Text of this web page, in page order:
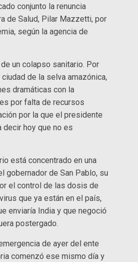
conjunto la renuncia
de Salud, Pilar Mazzetti, por
según la agencia de
un colapso sanitario. Por
de la selva amazónica,
dramáticas con la
por falta de recursos
por la que el presidente
decir hoy que no es
está concentrado en una
gobernador de San Pablo, su
el control de las dosis de
que ya están en el país,
enviaría India y que negoció
postergado.
de ayer del ente
comenzó ese mismo día y